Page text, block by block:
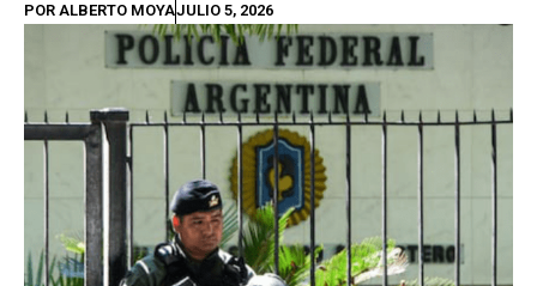
POR ALBERTO MOYAJULIO 5, 2026